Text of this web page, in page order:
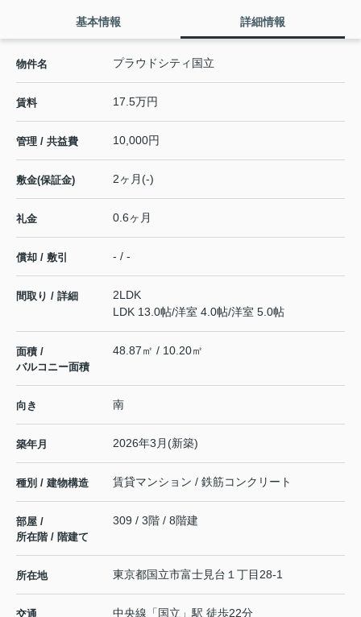
基本情報 詳細情報
物件名 プラウドシティ国立
賃料 17.5万円
管理 / 共益費 10,000円
敷金(保証金) 2ヶ月(-)
礼金 0.6ヶ月
償却 / 敷引 - / -
間取り / 詳細
2LDK
LDK 13.0帖/洋室 4.0帖/洋室 5.0帖
面積 /
バルコニー面積
48.87㎡ / 10.20㎡
向き 南
築年月 2026年3月(新築)
種別 / 建物構造 賃貸マンション / 鉄筋コンクリート
部屋 /
所在階 / 階建て
309 / 3階 / 8階建
所在地 東京都国立市富士見台 １丁目28-1
交通 中央線 「 国立 」駅 徒歩22分